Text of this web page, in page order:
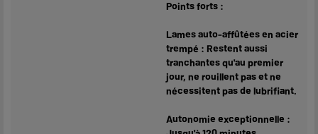
Points forts :
Lames auto-affûtées en acier
trempé : Restent aussi
tranchantes qu'au premier
jour, ne rouillent pas et ne
nécessitent pas de lubrifiant.
Autonomie exceptionnelle :